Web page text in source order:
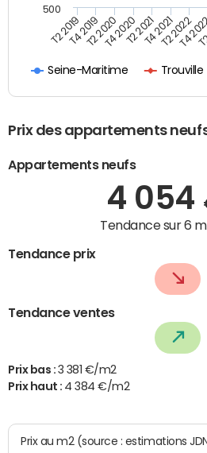
Seine-Maritime
T2 2019T4 2019T2 2020T4 2020T2 2021T4 2021T2 2022
T4
500
Prix des appartements
Appartements neufs
4 054
Tendance sur 6
Tendance prix
Tendance ventes
Prix bas : 3 381 €/m2
Prix haut : 4 384 €/m2
Prix au m2 (source : estimations